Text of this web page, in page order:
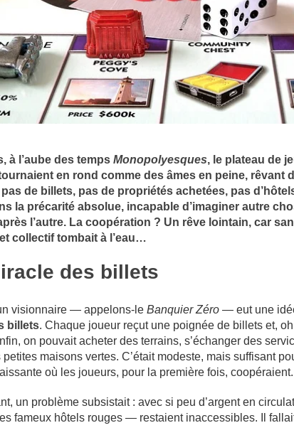
à l’aube des temps Monopolyesques, le plateau de
en rond comme des âmes en peine, rêvant
pas de billets, pas de propriétés achetées, pas
la précarité absolue, incapable d’imaginer autre
l’autre. La coopération ? Un rêve lointain, car
collectif tombait à l’eau…
des billets
visionnaire — appelons-le Banquier Zéro — eut une
billets. Chaque joueur reçut une poignée de billets et,
on pouvait acheter des terrains, s’échanger des
maisons vertes. C’était modeste, mais suffisant
où les joueurs, pour la première fois, coopéraient.
un problème subsistait : avec si peu d’argent en
fameux hôtels rouges — restaient inaccessibles. Il